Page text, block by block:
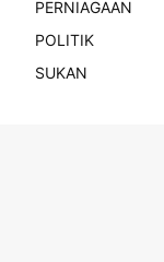
PERNIAGAAN
POLITIK
SUKAN